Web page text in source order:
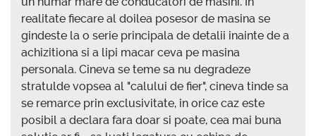
realitate fiecare al doilea posesor de masina se
gindeste la o serie principala de detalii inainte de a
achizitiona si a lipi macar ceva pe masina
personala. Cineva se teme sa nu degradeze
stratulde vopsea al "calului de fier", cineva tinde sa
se remarce prin exclusivitate, in orice caz este
posibil a declara fara doar si poate, cea mai buna